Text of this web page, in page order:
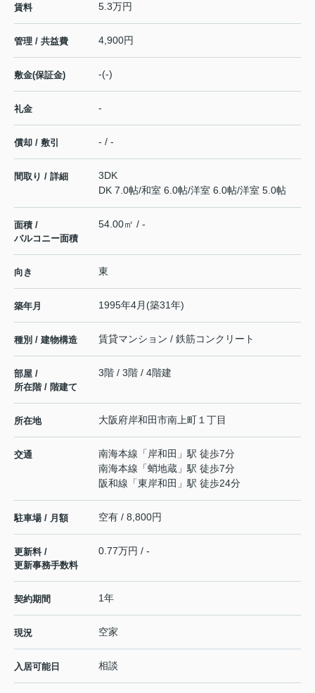
賃料 5.3万円
管理 / 共益費 4,900円
敷金(保証金) -(-)
礼金 -
償却 / 敷引 - / -
間取り / 詳細
3DK
DK 7.0帖/和室 6.0帖/洋室 6.0帖/洋室 5.0帖
面積 /
バルコニー面積
54.00㎡ / -
向き 東
築年月 1995年4月(築31年)
種別 / 建物構造 賃貸マンション / 鉄筋コンクリート
部屋 /
所在階 / 階建て
3階 / 3階 / 4階建
所在地 大阪府岸和田市南上町 １丁目
交通 南海本線 「 岸和田 」駅 徒歩7分
南海本線 「蛸地蔵 」駅 徒歩7分
阪和線 「東岸和田 」駅 徒歩24分
駐車場 / 月額 空有 / 8,800円
更新料 /
更新事務手数料
0.77万円 / -
契約期間 1年
現況 空家
入居可能日 相談